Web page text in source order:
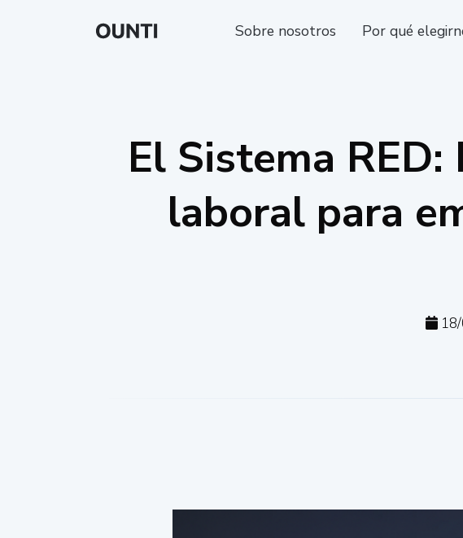
Sobre nosotros Por qué
El Sistema
laboral para